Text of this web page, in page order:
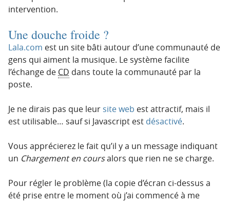
intervention.
Une douche froide ?
Lala.com est un site bâti autour d’une communauté de
gens qui aiment la musique. Le système facilite
l’échange de CD dans toute la communauté par la
poste.
Je ne dirais pas que leur site web est attractif, mais il
est utilisable… sauf si Javascript est désactivé.
Vous apprécierez le fait qu’il y a un message indiquant
un Chargement en coursalors que rien ne se charge.
Pour régler le problème (la copie d’écran ci-dessus a
été prise entre le moment où j’ai commencé à me